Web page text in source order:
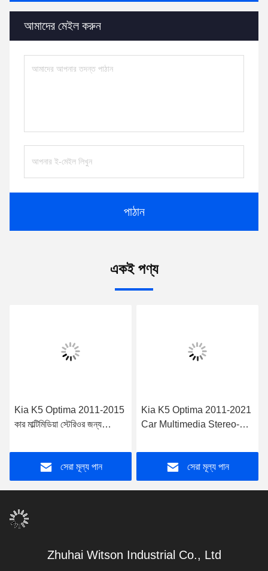
আমাদের মেইল ​​করুন
পাঠান
একই পণ্য
Kia K5 Optima 2011-2015
কার মাল্টিমিডিয়া স্টেরিওর জন্য
সেরা মূল্য পান
Kia K5 Optima 2011-2021
Car Multimedia Stereo-এর
অ্যান্ড্রয়েড স্ক্রীন
সেরা মূল্য পান
Zhuhai Witson Industrial Co., Ltd